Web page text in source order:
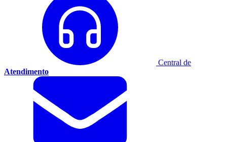
Central de
Atendimento